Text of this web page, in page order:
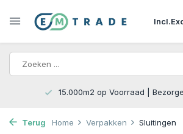
Incl.
15.000m2 op Voorraad |
Terug Home Verpakken Sluitingen